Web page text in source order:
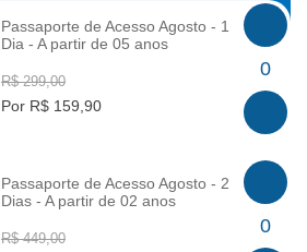
Passaporte de Acesso Agosto - 1
Dia - A partir de 05 anos
R$ 299,00
Por R$ 159,90
0
Passaporte de Acesso Agosto - 2
Dias - A partir de 02 anos
R$ 449,00
0